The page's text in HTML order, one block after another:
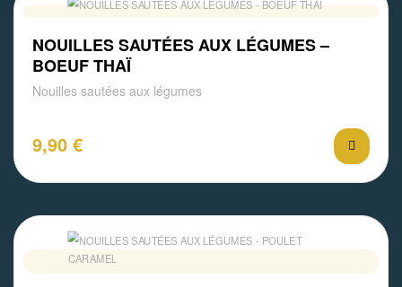
NOUILLES SAUTÉES AUX LÉGUMES –
BOEUF THAÏ
Nouilles sautées aux légumes
9,90 €